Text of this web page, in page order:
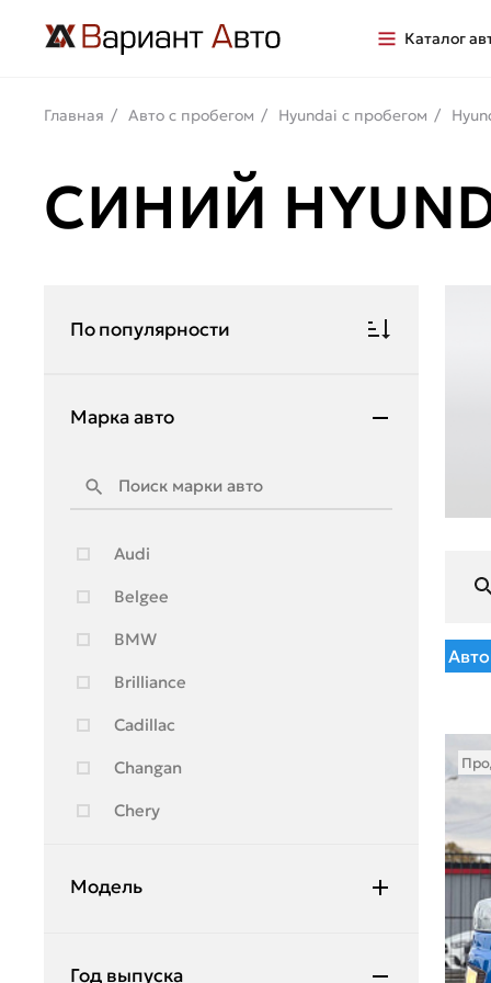
Каталог
Главная Авто с пробегом Hyundai с пробегом
СИНИЙ
По популярности
Марка авто
Audi
Belgee
BMW
Brilliance
Cadillac
Changan
Chery
Citroen
Модель
Год выпуска